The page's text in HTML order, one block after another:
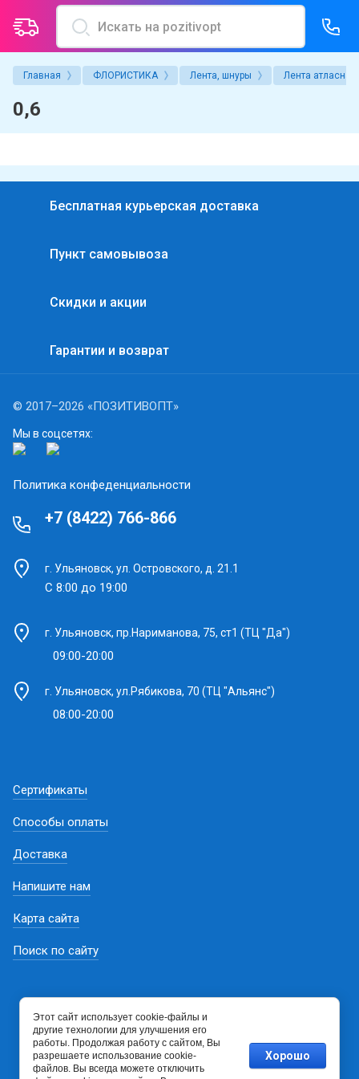
О компании
Политика конфиденциальности
Производители
Услуги магазина
Надув воздушных шаров
Печать на шарах
Главная ФЛОРИСТИКА Лента, шнуры Лента атласная
0,6
Бесплатная курьерская доставка
Пункт самовывоза
Скидки и акции
Гарантии и возврат
© 2017–2026 «ПОЗИТИВОПТ»
Мы в соцсетях:
Политика конфеденциальности
+7 (8422) 766-866
г. Ульяновск, ул. Островского, д. 21.1
С 8:00 до 19:00
г. Ульяновск, пр.Нариманова, 75, ст1 (ТЦ "Да")
09:00-20:00
г. Ульяновск, ул.Рябикова, 70 (ТЦ "Альянс")
08:00-20:00
Сертификаты
Способы оплаты
Доставка
Напишите нам
Карта сайта
Поиск по сайту
Этот сайт использует cookie-файлы и
другие технологии для улучшения его
работы. Продолжая работу с сайтом, Вы
разрешаете использование cookie-
файлов. Вы всегда можете отключить
Хорошо